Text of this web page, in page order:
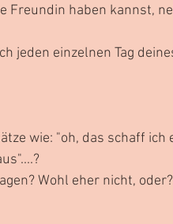
Freundin haben kannst,
jeden einzelnen Tag
wie: "oh, das schaff ich
Wohl eher nicht, oder?